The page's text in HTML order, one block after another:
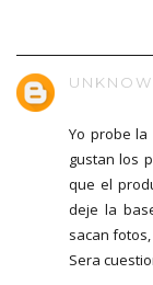
Yo probe la
gustan los
que el
deje la
sacan
Sera